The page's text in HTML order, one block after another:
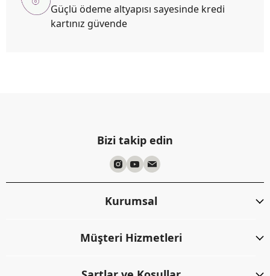
Güçlü ödeme altyapısı sayesinde kredi
kartınız güvende
Bizi takip edin
Kurumsal
Müşteri Hizmetleri